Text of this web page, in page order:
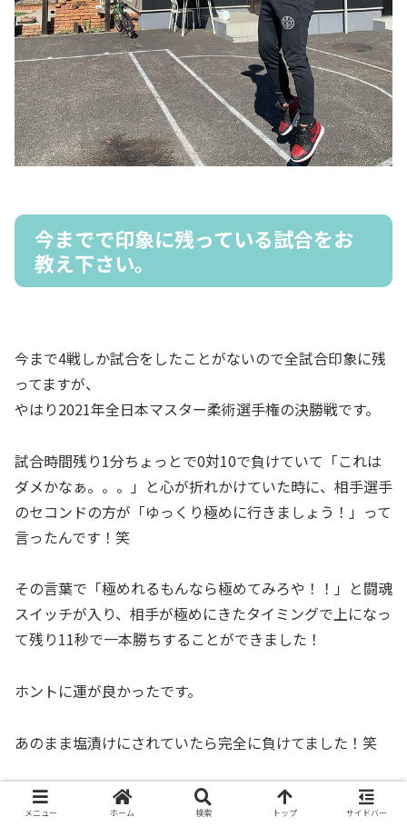
今までで印象に残っている試合をお
教え下さい。
今まで4戦しか試合をしたことがないので全試合印象に残
ってますが、
やはり2021年全日本マスター柔術選手権の決勝戦です。
試合時間残り1分ちょっとで0対10で負けていて「これは
ダメかなぁ。。。」と心が折れかけていた時に、相手選手
のセコンドの方が「ゆっくり極めに行きましょう！」って
言ったんです！笑
その言葉で「極めれるもんなら極めてみろや！！」と闘魂
スイッチが入り、相手が極めにきたタイミングで上になっ
て残り11秒で一本勝ちすることができました！
ホントに運が良かったです。
あのまま塩漬けにされていたら完全に負けてました！笑
メニュー ホーム 検索 トップ サイドバー